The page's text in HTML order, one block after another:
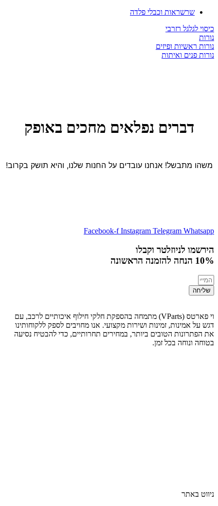
שרשראות וכבלי פלדה
כיסוי לגלגל רזרבי
נורות
נורות ראשיות ופיזים
נורות פנים ואיתות
דברים נפלאים מחכים באופק
משהו מתבשל! אנחנו עובדים על החנות שלנו, והיא תושק בקרוב!
Facebook-f Instagram Telegram Whatsapp
הירשמו לניוזלטר וקבלו
10% הנחה
להזמנה הראשונה
שליחה
וי פארטס (VParts) מתמחה בהספקת חלקי חילוף איכותיים לרכב, עם
דגש על אמינות, זמינות ושירות מקצועי. אנו מחויבים לספק ללקוחותינו
את הפתרונות הטובים ביותר, במחירים תחרותיים, כדי להבטיח נסיעה
בטוחה ונוחה בכל זמן.
ניווט באתר